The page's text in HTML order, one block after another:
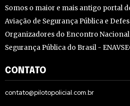
Somos o maior e mais antigo portal
Aviação de Segurança Pública e
Organizadores do Encontro Nacional
Segurança Pública do Brasil -
CONTATO
contato@pilotopolicial.com.br